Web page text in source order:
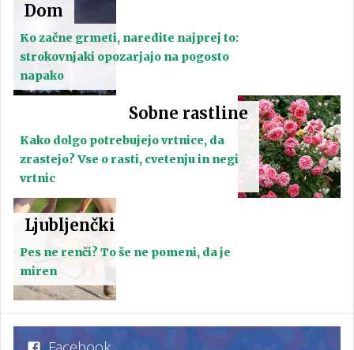
Dom
Ko začne grmeti, naredite najprej to:
strokovnjaki opozarjajo na pogosto
napako
Sobne rastline
Kako dolgo potrebujejo vrtnice, da
zrastejo? Vse o rasti, cvetenju in negi
vrtnic
Ljubljenčki
Pes ne renči? To še ne pomeni, da je
miren